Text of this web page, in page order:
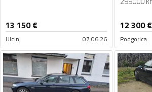
13 150€
Ulcinj 07.06.26
12 300€
Podgorica